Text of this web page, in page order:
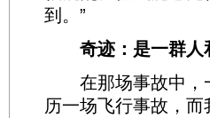
到。”
奇迹：是一群人
在那场事故中，一
历一场飞行事故，